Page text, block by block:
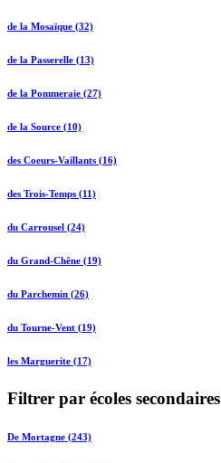
de la Mosaïque (32)
de la Passerelle (13)
de la Pommeraie (27)
de la Source (10)
des Coeurs-Vaillants (16)
des Trois-Temps (11)
du Carrousel (24)
du Grand-Chêne (19)
du Parchemin (26)
du Tourne-Vent (19)
les Marguerite (17)
Filtrer par écoles secondaires
De Mortagne (243)